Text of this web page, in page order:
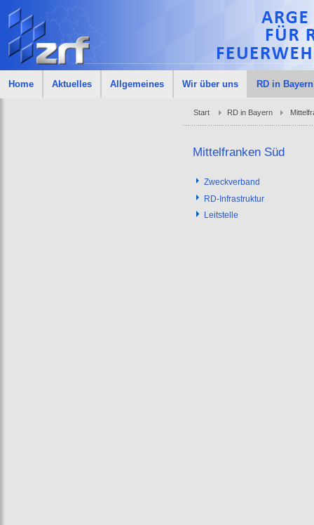
Home Aktuelles Allgemeines Wir über uns RD in Bayern
Start RD in Bayern
Mittelfranken Süd
Zweckverband
RD-Infrastruktur
Leitstelle